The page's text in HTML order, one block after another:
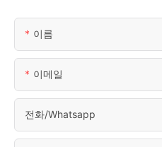
이름
이메일
전화/whatsapp